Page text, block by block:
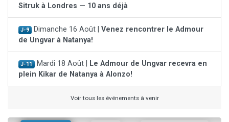
Sitruk à Londres — 10 ans déjà
J-9 Dimanche 16 Août | Venez rencontrer le Admour
de Ungvar à Natanya!
J-11 Mardi 18 Août |
Le Admour de Ungvar recevra en
plein Kikar de Natanya à Alonzo!
Voir tous les événements à venir